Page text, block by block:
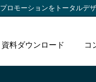
ロモーションをトータルデ
資料ダウンロード コ